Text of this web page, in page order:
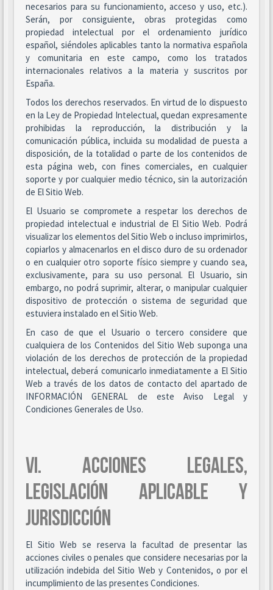
necesarios para su funcionamiento, acceso y uso, etc.).
Serán, por consiguiente, obras protegidas como
propiedad intelectual por el ordenamiento jurídico
español, siéndoles aplicables tanto la normativa española
y comunitaria en este campo, como los tratados
internacionales relativos a la materia y suscritos por
España.
Todos los derechos reservados. En virtud de lo dispuesto
en la Ley de Propiedad Intelectual, quedan expresamente
prohibidas la reproducción, la distribución y la
comunicación pública, incluida su modalidad de puesta a
disposición, de la totalidad o parte de los contenidos de
esta página web, con fines comerciales, en cualquier
soporte y por cualquier medio técnico, sin la autorización
de El Sitio Web.
El Usuario se compromete a respetar los derechos de
propiedad intelectual e industrial de El Sitio Web. Podrá
visualizar los elementos del Sitio Web o incluso imprimirlos,
copiarlos y almacenarlos en el disco duro de su ordenador
o en cualquier otro soporte físico siempre y cuando sea,
exclusivamente, para su uso personal. El Usuario, sin
embargo, no podrá suprimir, alterar, o manipular cualquier
dispositivo de protección o sistema de seguridad que
estuviera instalado en el Sitio Web.
En caso de que el Usuario o tercero considere que
cualquiera de los Contenidos del Sitio Web suponga una
violación de los derechos de protección de la propiedad
intelectual, deberá comunicarlo inmediatamente a El Sitio
Web a través de los datos de contacto del apartado de
INFORMACIÓN GENERAL de este Aviso Legal y
Condiciones Generales de Uso.
VI. ACCIONES LEGALES,
LEGISLACIÓN APLICABLE Y
JURISDICCIÓN
El Sitio Web se reserva la facultad de presentar las
acciones civiles o penales que considere necesarias por la
utilización indebida del Sitio Web y Contenidos, o por el
incumplimiento de las presentes Condiciones.